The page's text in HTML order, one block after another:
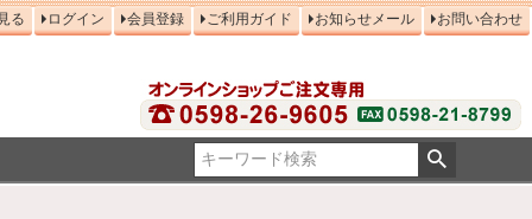
る ログイン 会員登録 ご利用ガイド お知らせメール お問い合わせ